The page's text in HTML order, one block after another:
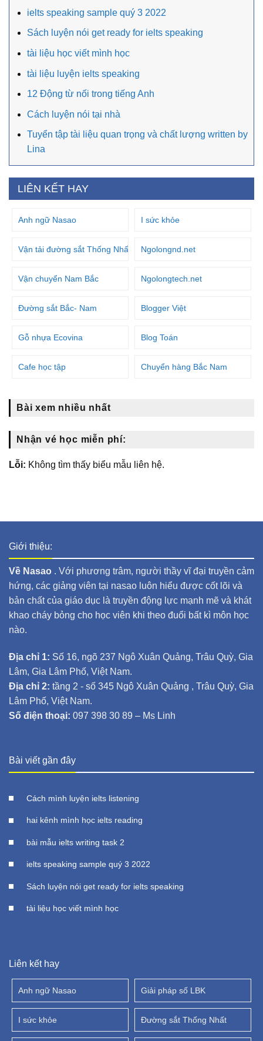
ielts speaking sample quý 3 2022
Sách luyện nói get ready for ielts speaking
tài liệu học viết mình học
tài liệu luyện ielts speaking
12 Động từ nối trong tiếng Anh
Cách luyện nói tại nhà
Tuyển tập tài liệu quan trọng và chất lượng written by
Lina
LIÊN KẾT HAY
Anh ngữ Nasao I sức khỏe
Vận tải đường sắt Thống Nhất Ngolongnd.net
Vận chuyển Nam Bắc Ngolongtech.net
Đường sắt Bắc- Nam Blogger Việt
Gỗ nhựa Ecovina Blog Toán
Cafe học tập Chuyển hàng Bắc Nam
Bài xem nhiều nhất
Nhận vé học miễn phí:
Lỗi: Không tìm thấy biểu mẫu liên hệ.
Giới thiệu:
Về Nasao . Với phương trâm, người thầy vĩ đại truyền cảm
hứng, các giảng viên tại nasao luôn hiểu được cốt lõi và
bản chất của giáo dục là truyền động lực mạnh mẽ và khát
khao cháy bỏng cho học viên khi theo đuổi bất kì môn học
nào.
Địa chỉ 1: Số 16, ngõ 237 Ngô Xuân Quảng, Trâu Quỳ, Gia
Lâm, Gia Lâm Phố, Việt Nam.
Địa chỉ 2: tầng 2 - số 345 Ngô Xuân Quảng , Trâu Quỳ, Gia
Lâm Phố, Việt Nam.
Số điện thoại: 097 398 30 89 – Ms Linh
Bài viết gần đây
Cách mình luyện ielts listening
hai kênh mình học ielts reading
bài mẫu ielts writing task 2
ielts speaking sample quý 3 2022
Sách luyện nói get ready for ielts speaking
tài liệu học viết mình học
Liên kết hay
Anh ngữ Nasao Giải pháp số LBK
I sức khỏe Đường sắt Thống Nhất